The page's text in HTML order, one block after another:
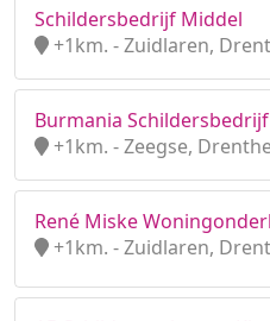
Schildersbedrijf Middel
+1km. - Zuidlaren,
Burmania Schildersbedrijf
+1km. - Zeegse,
René Miske
+1km. - Zuidlaren,